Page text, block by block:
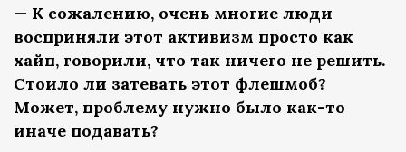
— К сожалению, очень многие люди
восприняли этот активизм просто как
хайп, говорили, что так ничего не решить.
Стоило ли затевать этот флешмоб?
Может, проблему нужно было как-то
иначе подавать?